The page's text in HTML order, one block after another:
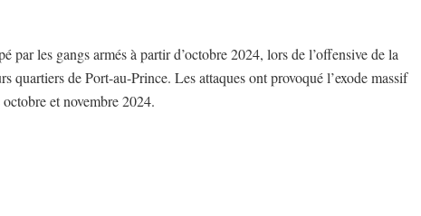
par les gangs armés à partir d’octobre 2024, lors de l’offensive de la
de Port-au-Prince. Les attaques ont provoqué l’exode massif
et novembre 2024.